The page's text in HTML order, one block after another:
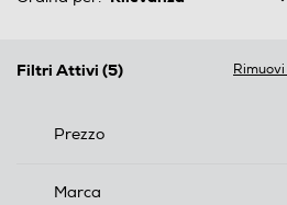
Filtri Attivi (5)
Prezzo
Marca